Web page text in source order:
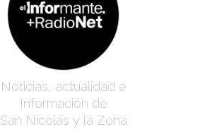
Noticias, actualidad e
Información de
San Nicolás y la Zona